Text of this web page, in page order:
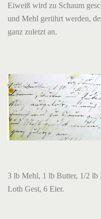
Eiweiß wird zu Schaum
und Mehl gerührt werden,
ganz zuletzt an.
3 lb Mehl, 1 lb Butter, 1/2
Loth Gest, 6 Eier.